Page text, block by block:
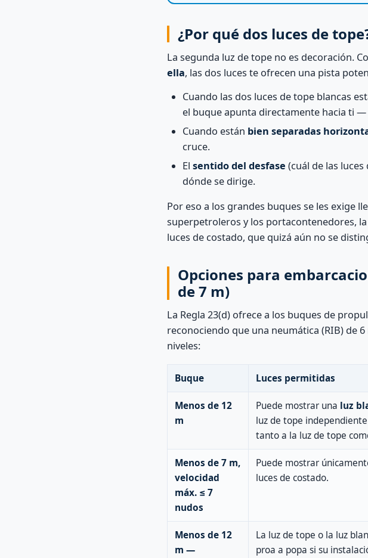
¿Por qué dos luces de
La segunda luz de tope no es decoración.
ella, las dos luces te ofrecen una pista
Cuando las dos luces de tope blancas
el buque apunta directamente hacia ti
Cuando están bien separadas
cruce.
El sentido del desfase (cuál de las
dónde se dirige.
Por eso a los grandes buques se les exige
superpetroleros y los portacontenedores,
luces de costado, que quizá aún no se
Opciones para
de 7 m)
La Regla 23(d) ofrece a los buques de
reconociendo que una neumática (RIB) de
niveles:
Buque Luces permitidas
Menos de 12
m
Puede mostrar una luz
luz de tope
tanto a la luz de tope
Menos de 7 m,
velocidad
máx. ≤ 7
nudos
Puede mostrar
luces de costado.
Menos de 12
m —
La luz de tope o la luz
proa a popa si su